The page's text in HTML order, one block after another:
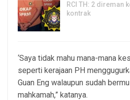
RCI TH: 2 direman
kontrak
‘Saya tidak mahu mana-mana
seperti kerajaan PH
Guan Eng walaupun sudah
mahkamah,” katanya.